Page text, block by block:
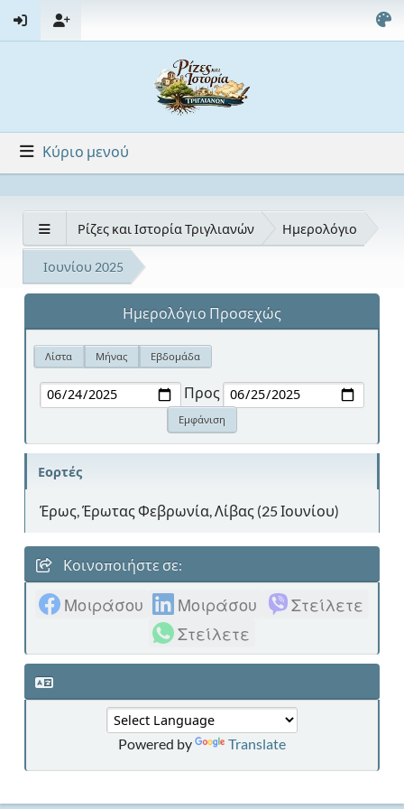
Κύριο μενού
Ρίζες και Ιστορία Τριγλιανών Ημερολόγιο
Ιουνίου 2025
Ημερολόγιο Προσεχώς
Λίστα Μήνας Εβδομάδα
Προς
Εορτές
Έρως, Έρωτας Φεβρωνία, Λίβας (25 Ιουνίου)
Κοινοποιήστε σε:
Μοιράσου Μοιράσου
Στείλετε
Στείλετε
Powered by Translate